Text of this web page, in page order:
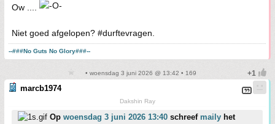
Ow ....
Niet goed afgelopen? #durftevragen.
--###No Guts No Glory###--
• woensdag 3 juni 2026 @ 13:42 • 169
marcb1974
Dakshin Ray
Op woensdag 3 juni 2026 13:40 schreef maily het